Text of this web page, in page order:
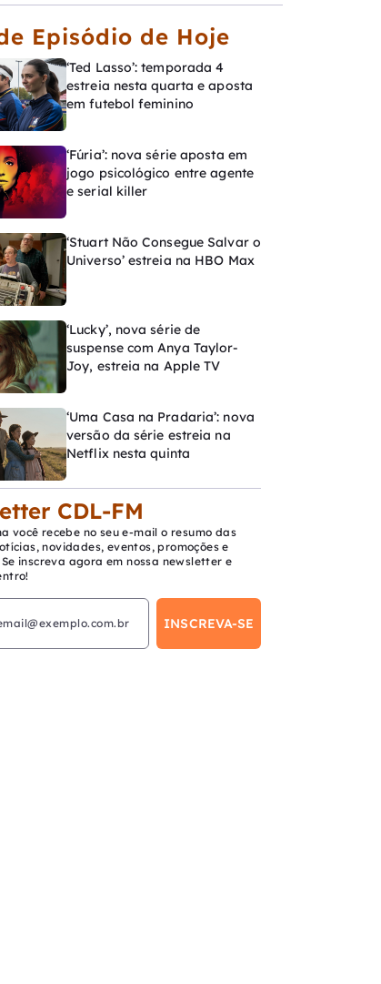
Episódio de Hoje
‘Ted Lasso’: temporada 4
estreia nesta quarta e aposta
em futebol feminino
‘Fúria’: nova série aposta em
jogo psicológico entre agente
e serial killer
‘Stuart Não Consegue Salvar o
Universo’ estreia na HBO Max
‘Lucky’, nova série de
suspense com Anya Taylor-
Joy, estreia na Apple TV
‘Uma Casa na Pradaria’: nova
versão da série estreia na
Netflix nesta quinta
CDL-FM
você recebe no seu e-mail o resumo das
novidades, eventos, promoções e
inscreva agora em nossa newsletter e